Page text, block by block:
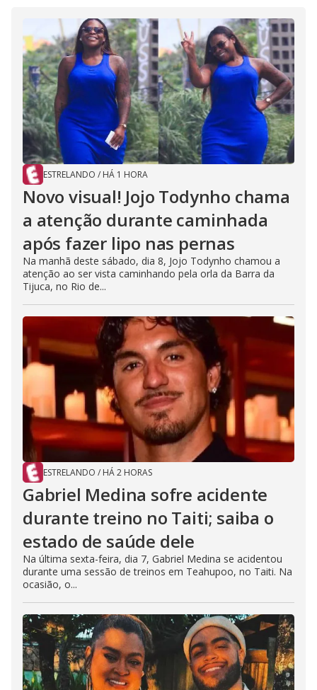
ESTRELANDO / HÁ 1 HORA
Novo visual! Jojo Todynho chama
a atenção durante caminhada
após fazer lipo nas pernas
Na manhã deste sábado, dia 8, Jojo Todynho chamou a
atenção ao ser vista caminhando pela orla da Barra da
Tijuca, no Rio de...
ESTRELANDO / HÁ 2 HORAS
Gabriel Medina sofre acidente
durante treino no Taiti; saiba o
estado de saúde dele
Na última sexta-feira, dia 7, Gabriel Medina se acidentou
durante uma sessão de treinos em Teahupoo, no Taiti. Na
ocasião, o...